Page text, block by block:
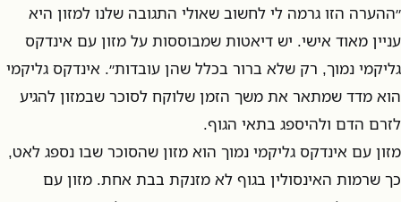
״ההערה הזו גרמה לי לחשוב שאולי התגובה שלנו למזון היא
עניין מאוד אישי. יש דיאטות שמבוססות על מזון עם אינדקס
גליקמי נמוך, רק שלא ברור בכלל שהן עובדות״. אינדקס גליקמי
הוא מדד שמתאר את משך הזמן שלוקח לסוכר שבמזון להגיע
לזרם הדם ולהיספג בתאי הגוף.
מזון עם אינדקס גליקמי נמוך הוא מזון שהסוכר שבו נספג לאט,
כך שרמות האינסולין בגוף לא מזנקת בבת אחת. מזון עם